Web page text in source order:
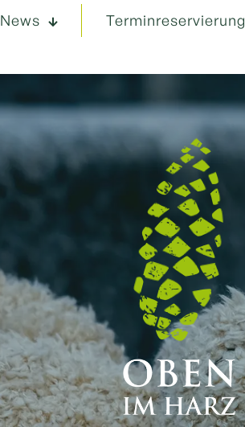
News Terminreservierung